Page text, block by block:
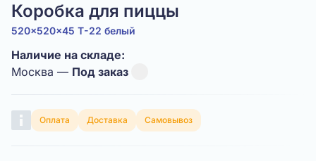
Коробка для пиццы
520x520x45 Т-22 белый
Наличие на складе:
Москва — Под заказ
Оплата Доставка Самовывоз